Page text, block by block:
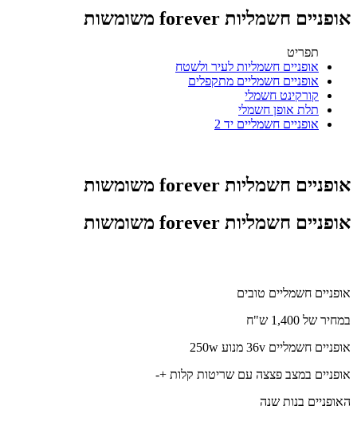
אופניים חשמליות forever משומשות
תפריט
אופניים חשמליות לעיר ולשטח
אופניים חשמליים מתקפלים
קורקינט חשמלי
תלת אופן חשמלי
אופניים חשמליים יד 2
אופניים חשמליות forever משומשות
אופניים חשמליות forever משומשות
אופניים חשמליים טובים
במחיר של 1,400 ש"ח
אופניים חשמליים 36v מנוע 250w
אופניים במצב פצצה עם שריטות קלות +-
האופניים בנות שנה